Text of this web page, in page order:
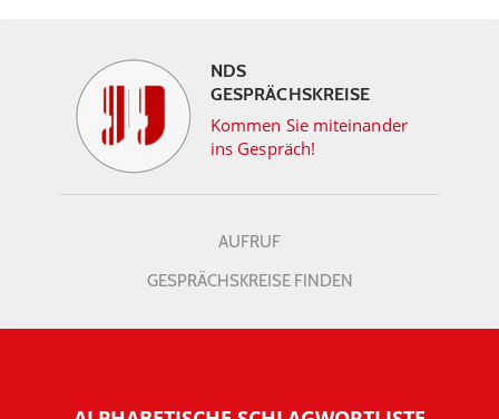
NDS
GESPRÄCHSKREISE
Kommen Sie miteinander
ins Gespräch!
AUFRUF
GESPRÄCHSKREISE FINDEN